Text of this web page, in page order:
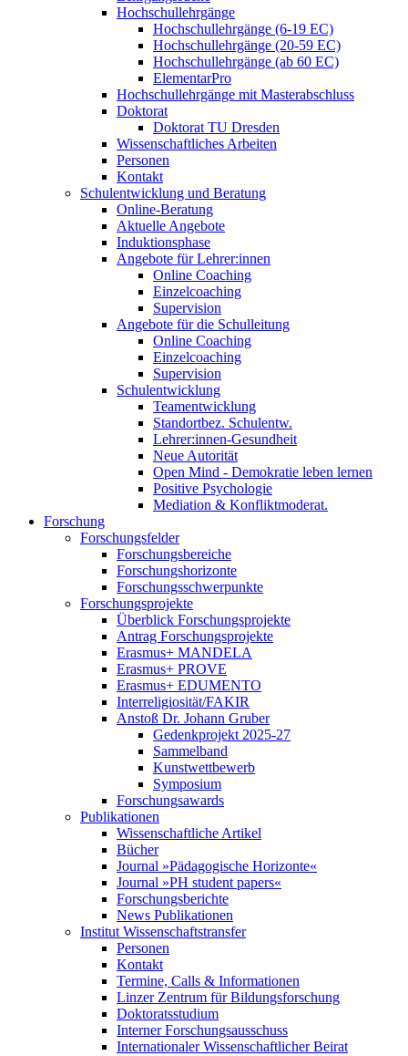
Hochschullehrgänge
Hochschullehrgänge (6-19 EC)
Hochschullehrgänge (20-59 EC)
Hochschullehrgänge (ab 60 EC)
ElementarPro
Hochschullehrgänge mit Masterabschluss
Doktorat
Doktorat TU Dresden
Wissenschaftliches Arbeiten
Personen
Kontakt
Schulentwicklung und Beratung
Online-Beratung
Aktuelle Angebote
Induktionsphase
Angebote für Lehrer:innen
Online Coaching
Einzelcoaching
Supervision
Angebote für die Schulleitung
Online Coaching
Einzelcoaching
Supervision
Schulentwicklung
Teamentwicklung
Standortbez. Schulentw.
Lehrer:innen-Gesundheit
Neue Autorität
Open Mind - Demokratie leben lernen
Positive Psychologie
Mediation & Konfliktmoderat.
Forschung
Forschungsfelder
Forschungsbereiche
Forschungshorizonte
Forschungsschwerpunkte
Forschungsprojekte
Überblick Forschungsprojekte
Antrag Forschungsprojekte
Erasmus+ MANDELA
Erasmus+ PROVE
Erasmus+ EDUMENTO
Interreligiosität/FAKIR
Anstoß Dr. Johann Gruber
Gedenkprojekt 2025-27
Sammelband
Kunstwettbewerb
Symposium
Forschungsawards
Publikationen
Wissenschaftliche Artikel
Bücher
Journal »Pädagogische Horizonte«
Journal »PH student papers«
Forschungsberichte
News Publikationen
Institut Wissenschaftstransfer
Personen
Kontakt
Termine, Calls & Informationen
Linzer Zentrum für Bildungsforschung
Doktoratsstudium
Interner Forschungsausschuss
Internationaler Wissenschaftlicher Beirat